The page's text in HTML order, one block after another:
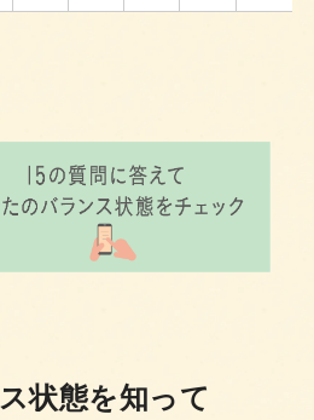
状態を知って